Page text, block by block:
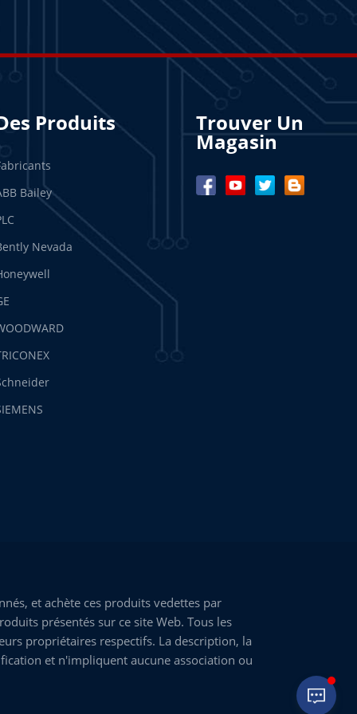
Produits
Bailey
Nevada
Trouver Un
Magasin
et achète ces produits vedettes par
présentés sur ce site Web. Tous les
propriétaires respectifs. La description, la
et n'impliquent aucune association ou